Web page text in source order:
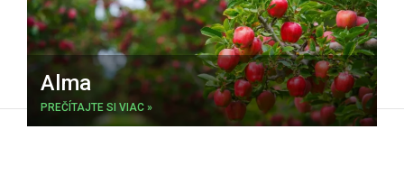
Alma
PREČÍTAJTE SI VIAC »
Blacklife.de 2024